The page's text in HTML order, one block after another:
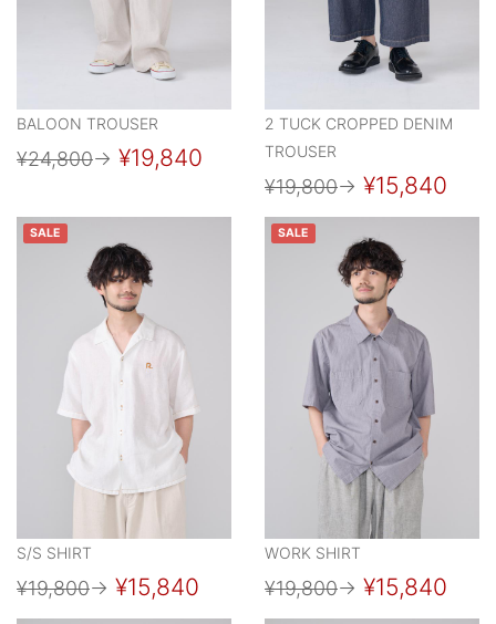
BALOON TROUSER
¥24,800→ ¥19,840
2 TUCK CROPPED DENIM
TROUSER
¥19,800→ ¥15,840
SALE
S/S SHIRT
¥19,800→ ¥15,840
SALE
WORK SHIRT
¥19,800→ ¥15,840